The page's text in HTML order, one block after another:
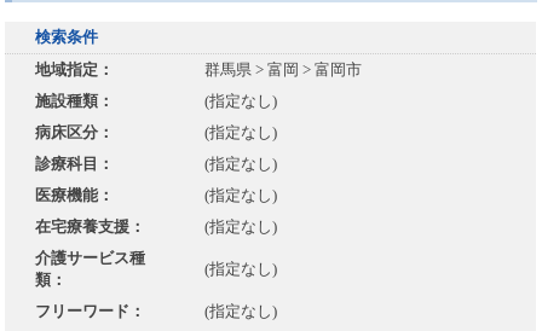
検索条件
地域指定：
群馬県 > 富岡 > 富岡市
施設種類：
(指定なし)
病床区分：
(指定なし)
診療科目：
(指定なし)
医療機能：
(指定なし)
在宅療養支援：
(指定なし)
介護サービス種
類：
(指定なし)
フリーワード： (指定なし)